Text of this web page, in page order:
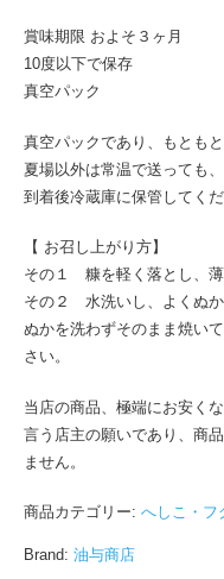
賞味期限 およそ３ヶ月
10度以下で保存
真空パック
真空パックであり、もとも
夏場以外は常温で送っても
到着後冷蔵庫に保管してくだ
【 お召し上がり方】
その１ 糠を軽く落とし、薄
その２ 水洗いし、よくぬか
ぬかを洗わずそのまま焼い
さい。
当店の商品、極端にお安く
言う店主の願いであり、商
ません。
商品カテゴリー: へしこ・フ
Brand: 油与商店